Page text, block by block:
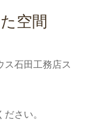
空間
ス石田工務店ス
さい。